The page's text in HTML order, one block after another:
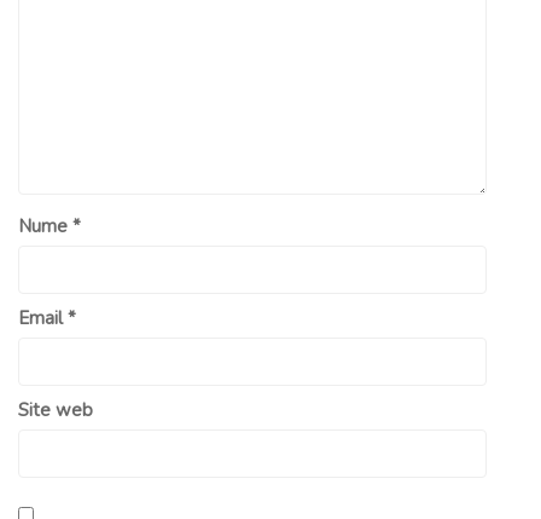
Nume *
Email*
Site web